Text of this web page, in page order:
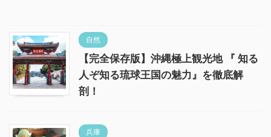
自然
【完全保存版】沖縄極上観光地 『 知る
人ぞ知る琉球王国の魅力』を徹底解
剖！
兵庫